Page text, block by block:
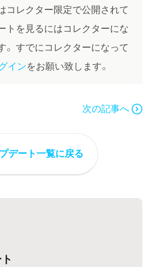
コレクター限定で公開されて
トを見るにはコレクターにな
すでにコレクターになって
インをお願い致します。
次の記事へ
デート一覧に戻る